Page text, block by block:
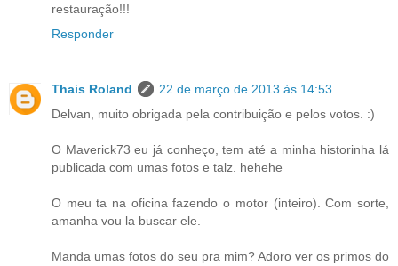
restauração!!!
Responder
Thais Roland
22 de março de 2013 às 14:53
Delvan, muito obrigada pela contribuição e pelos votos. :)
O Maverick73 eu já conheço, tem até a minha historinha lá
publicada com umas fotos e talz. hehehe
O meu ta na oficina fazendo o motor (inteiro). Com sorte,
amanha vou la buscar ele.
Manda umas fotos do seu pra mim? Adoro ver os primos do